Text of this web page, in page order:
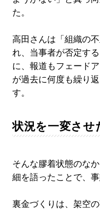
た。
高田さんは「組織の
れ、当事者が否定す
に、報道もフェード
が過去に何度も繰り
す。
状況を一変させ
そんな膠着状態のな
細を語ったことで、
裏金づくりは、架空